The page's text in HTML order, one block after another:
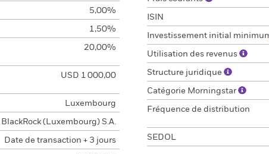
5,00%
1,50%
20,00%
USD 1 000,00
Luxembourg
BlackRock (Luxembourg) S.A.
Date de transaction + 3 jours
ISIN
Investissement initial
Utilisation des revenus
Structure juridique
Catégorie Morningstar
Fréquence de distribution
SEDOL